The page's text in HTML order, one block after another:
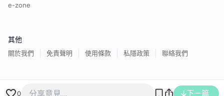
0 下一篇
e-zone
其他
關於我們 免責聲明 使用條款 私隱政策 聯絡我們
香港經濟日報版權所有©